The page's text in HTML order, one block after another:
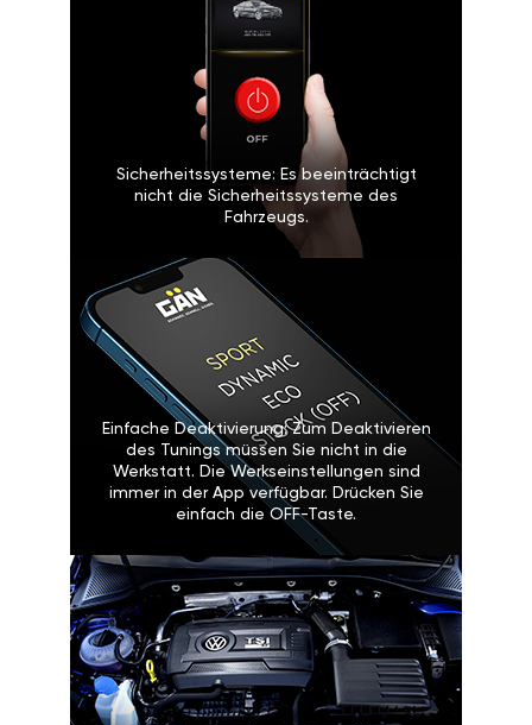
Sicherheitssysteme: Es beeinträchtigt
nicht die Sicherheitssysteme des
Fahrzeugs.
Einfache Deaktivierung: Zum Deaktivieren
des Tunings müssen Sie nicht in die
Werkstatt. Die Werkseinstellungen sind
immer in der App verfügbar. Drücken Sie
einfach die OFF-Taste.
Spezialisierte Programme: Die Programme